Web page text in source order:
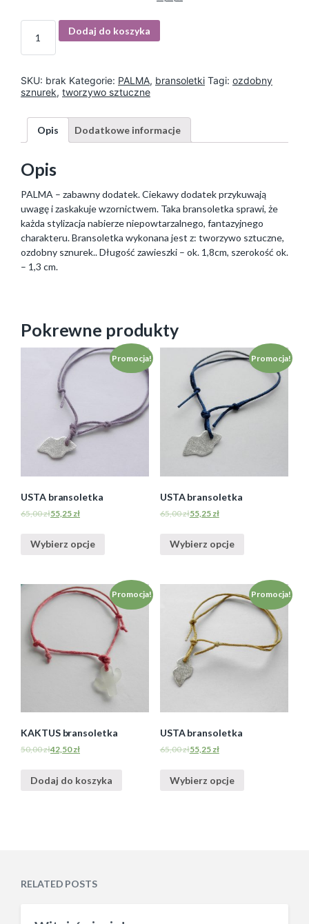
I
ś
Dodaj do koszyka
SKU: brak Kategorie: PALMA, bransoletki Tagi: ozdobny
sznurek, tworzywo sztuczne
Opis Dodatkowe informacje
Opis
PALMA – zabawny dodatek. Ciekawy dodatek przykuwają
uwagę i zaskakuje wzornictwem. Taka bransoletka sprawi, że
każda stylizacja nabierze niepowtarzalnego, fantazyjnego
charakteru. Bransoletka wykonana jest z: tworzywo sztuczne,
ozdobny sznurek.. Długość zawieszki – ok. 1,8cm, szerokość ok.
– 1,3 cm.
Pokrewne produkty
Promocja!
USTA bransoletka
65,00zł55,25 zł
Wybierz opcje
Promocja!
USTA bransoletka
65,00zł55,25 zł
Wybierz opcje
Promocja!
KAKTUS bransoletka
50,00zł42,50zł
Dodaj do koszyka
Promocja!
USTA bransoletka
65,00zł55,25 zł
Wybierz opcje
RELATED POSTS